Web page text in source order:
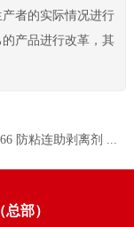
者的实际情况进行
产品进行改革，其
部）